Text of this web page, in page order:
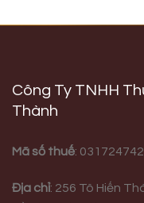
Công Ty TNHH
Thành
Mã số thuế:
Địa chỉ: 256 Tô Hiến